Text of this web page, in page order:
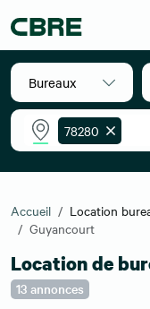
Bureaux
78280
Accueil Location
Guyancourt
Location de
13 annonces